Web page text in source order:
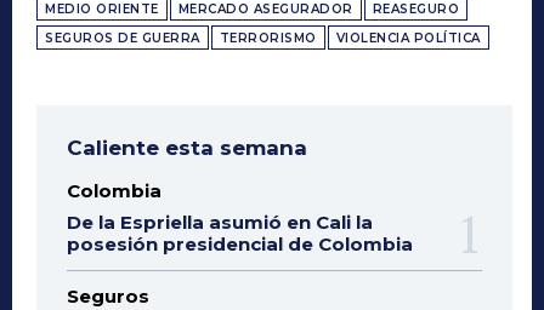
MEDIO ORIENTE
MERCADO ASEGURADOR
REASEGURO
SEGUROS DE GUERRA
TERRORISMO VIOLENCIA POLÍTICA
Caliente esta semana
Colombia
De la Espriella asumió en Cali la
posesión presidencial de Colombia
Seguros